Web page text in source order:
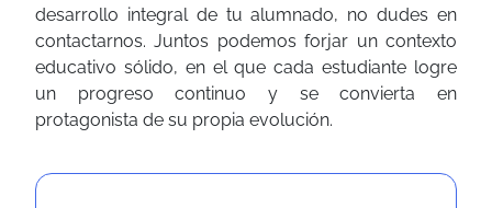
desarrollo integral de tu alumnado, no dudes en
contactarnos. Juntos podemos forjar un contexto
educativo sólido, en el que cada estudiante logre
un progreso continuo y se convierta en
protagonista de su propia evolución.